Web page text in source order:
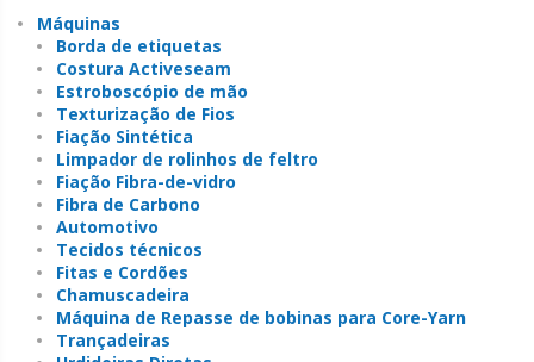
Máquinas
Borda de etiquetas
Costura Activeseam
Estroboscópio de mão
Texturização de Fios
Fiação Sintética
Limpador de rolinhos de feltro
Fiação Fibra-de-vidro
Fibra de Carbono
Automotivo
Tecidos técnicos
Fitas e Cordões
Chamuscadeira
Máquina de Repasse de bobinas para Core-Yarn
Trançadeiras